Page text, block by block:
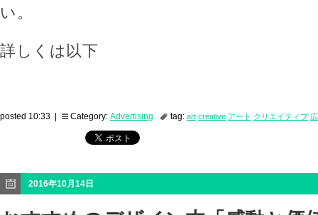
い。
詳しくは以下
posted 10:33 | Category: Advertising tag: art creative アート クリエイティブ
2016年10月14日